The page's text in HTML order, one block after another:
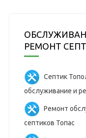
РЕМОНТ
Септик
обслуживание и
Ремонт
септиков Топас